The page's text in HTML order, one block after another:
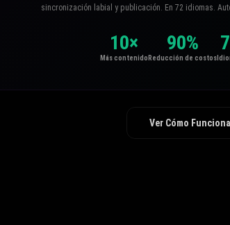
sincronización labial y publicación. En 72 idiomas.
10×
Más contenido
90%
Reducción de costos
Ver Cómo